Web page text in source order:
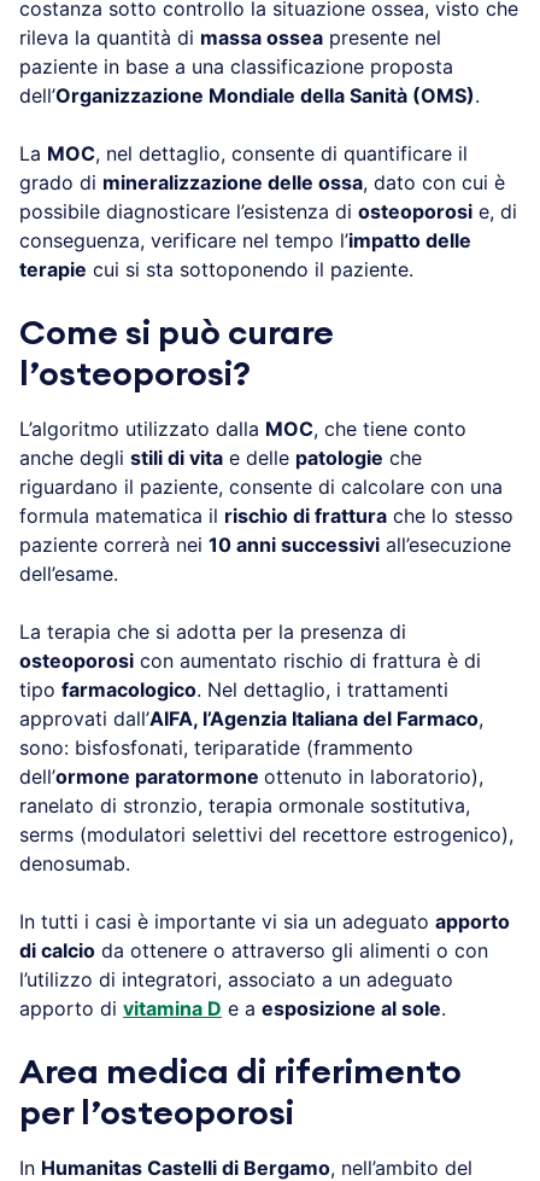
costanza sotto controllo la situazione ossea, visto che
rileva la quantità di massa ossea presente nel
paziente in base a una classificazione proposta
dell’Organizzazione Mondiale della Sanità (OMS).
La MOC, nel dettaglio, consente di quantificare il
grado di mineralizzazione delle ossa, dato con cui è
possibile diagnosticare l’esistenza di osteoporosi e, di
conseguenza, verificare nel tempo l’impatto delle
terapie cui si sta sottoponendo il paziente.
Come si può curare
l’osteoporosi?
L’algoritmo utilizzato dalla MOC, che tiene conto
anche degli stili di vita e delle patologie che
riguardano il paziente, consente di calcolare con una
formula matematica il rischio di frattura che lo stesso
paziente correrà nei 10 anni successivi all’esecuzione
dell’esame.
La terapia che si adotta per la presenza di
osteoporosi con aumentato rischio di frattura è di
tipo farmacologico. Nel dettaglio, i trattamenti
approvati dall’AIFA, l’Agenzia Italiana del Farmaco,
sono: bisfosfonati, teriparatide (frammento
dell’ormone paratormone ottenuto in laboratorio),
ranelato di stronzio, terapia ormonale sostitutiva,
serms (modulatori selettivi del recettore estrogenico),
denosumab.
In tutti i casi è importante vi sia un adeguato apporto
di calcio da ottenere o attraverso gli alimenti o con
l’utilizzo di integratori, associato a un adeguato
apporto di vitamina D e a esposizione al sole.
Area medica di riferimento
per l’osteoporosi
In Humanitas Castelli di Bergamo, nell’ambito del